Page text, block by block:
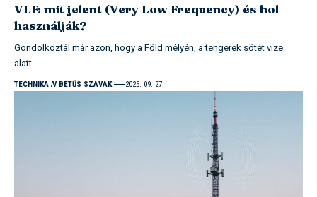
VLF: mit jelent (Very Low Frequency) és hol
használják?
Gondolkoztál már azon, hogy a Föld mélyén, a tengerek sötét vize
alatt…
TECHNIKA V BETŰS SZAVAK 2025. 09. 27.